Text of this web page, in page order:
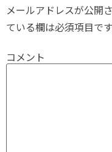
メールアドレスが公開
ている欄は必須項目です
コメント